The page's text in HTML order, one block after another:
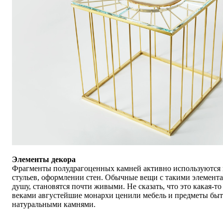
Элементы декора
Фрагменты полудрагоценных камней активно используются
стульев, оформлении стен. Обычные вещи с такими
душу, становятся почти живыми. Не сказать, что это какая-
веками августейшие монархи ценили мебель и предметы
натуральными камнями.